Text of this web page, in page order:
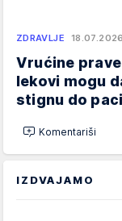
ZDRAVLJE
Vrućine
lekovi mogu
stignu do
Komentariši
IZDVAJAMO